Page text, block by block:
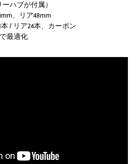
ーハブが付属）
、リア48mm
/ リア24本、カーボン
最適化